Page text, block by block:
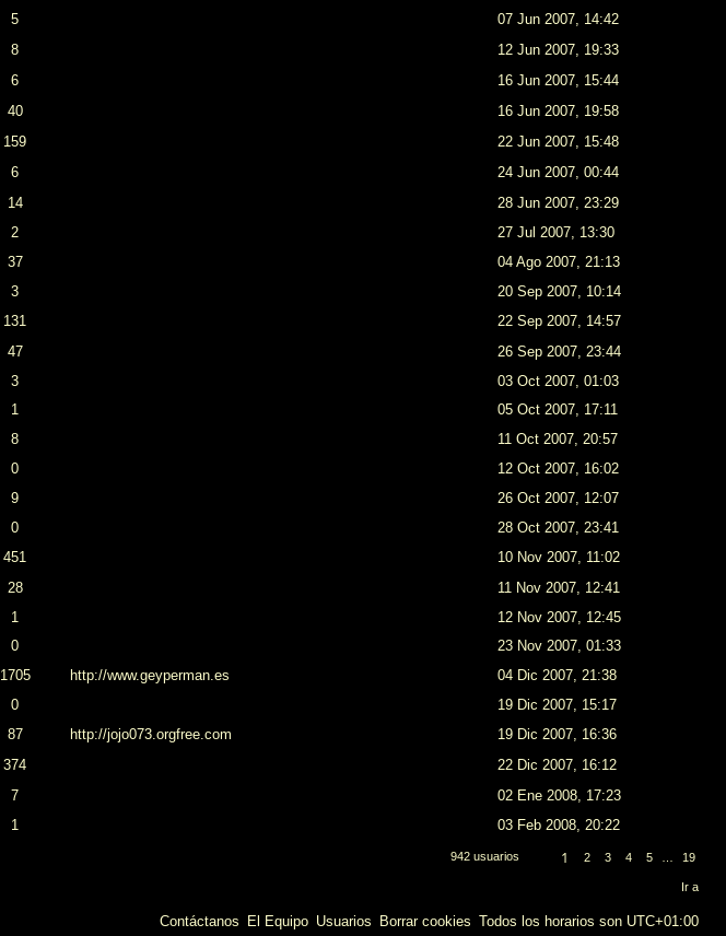
5
07 Jun 2007, 14:42
8
12 Jun 2007, 19:33
6
16 Jun 2007, 15:44
40
16 Jun 2007, 19:58
159
22 Jun 2007, 15:48
6
24 Jun 2007, 00:44
14
28 Jun 2007, 23:29
2
27 Jul 2007, 13:30
37
04 Ago 2007, 21:13
3
20 Sep 2007, 10:14
131
22 Sep 2007, 14:57
47
26 Sep 2007, 23:44
3
03 Oct 2007, 01:03
1
05 Oct 2007, 17:11
8
11 Oct 2007, 20:57
0
12 Oct 2007, 16:02
9
26 Oct 2007, 12:07
0
28 Oct 2007, 23:41
451
10 Nov 2007, 11:02
28
11 Nov 2007, 12:41
1
12 Nov 2007, 12:45
0
23 Nov 2007, 01:33
1705 http://www.geyperman.es
04 Dic 2007, 21:38
0
19 Dic 2007, 15:17
87 http://jojo073.orgfree.com
19 Dic 2007, 16:36
374
22 Dic 2007, 16:12
7
02 Ene 2008, 17:23
1 03 Feb 2008, 20:22
942 usuarios
n
1 2 3 4 5 19
Ir a
Todos los horarios son UTC+01:00
Borrar cookies
Usuarios
El Equipo
Contáctanos